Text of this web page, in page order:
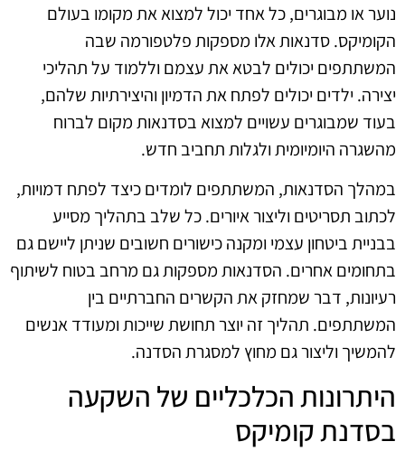
נוער או מבוגרים, כל אחד יכול למצוא את מקומו בעולם
הקומיקס. סדנאות אלו מספקות פלטפורמה שבה
המשתתפים יכולים לבטא את עצמם וללמוד על תהליכי
יצירה. ילדים יכולים לפתח את הדמיון והיצירתיות שלהם,
בעוד שמבוגרים עשויים למצוא בסדנאות מקום לברוח
מהשגרה היומיומית ולגלות תחביב חדש.
במהלך הסדנאות, המשתתפים לומדים כיצד לפתח דמויות,
לכתוב תסריטים וליצור איורים. כל שלב בתהליך מסייע
בבניית ביטחון עצמי ומקנה כישורים חשובים שניתן ליישם גם
בתחומים אחרים. הסדנאות מספקות גם מרחב בטוח לשיתוף
רעיונות, דבר שמחזק את הקשרים החברתיים בין
המשתתפים. תהליך זה יוצר תחושת שייכות ומעודד אנשים
להמשיך וליצור גם מחוץ למסגרת הסדנה.
היתרונות הכלכליים של השקעה
בסדנת קומיקס